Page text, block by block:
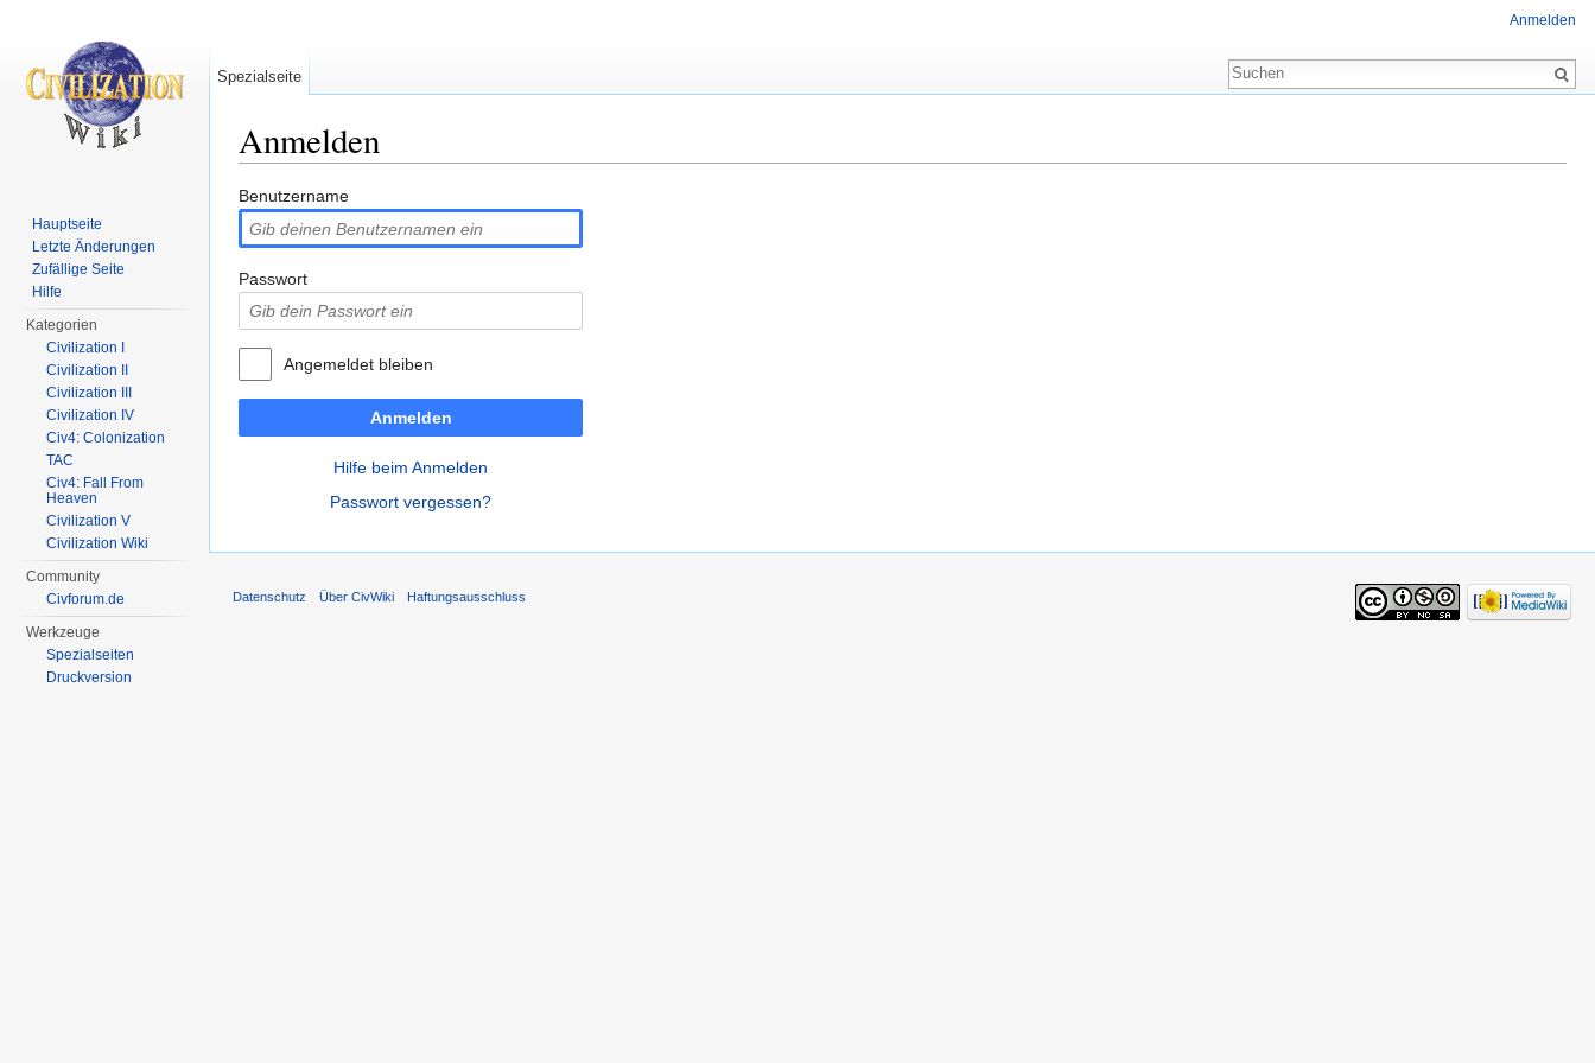
Anmelden
Benutzername
Passwort
Angemeldet bleiben
Anmelden
Hilfe beim Anmelden
Passwort vergessen?
Anmelden
Spezialseite
Hauptseite
Letzte Änderungen
Zufällige Seite
Hilfe
Kategorien
Civilization I
Civilization II
Civilization III
Civilization IV
Civ4: Colonization
TAC
Civ4: Fall From
Heaven
Civilization V
Civilization Wiki
Community
Civforum.de
Werkzeuge
Spezialseiten
Druckversion
Datenschutz Über CivWiki Haftungsausschluss